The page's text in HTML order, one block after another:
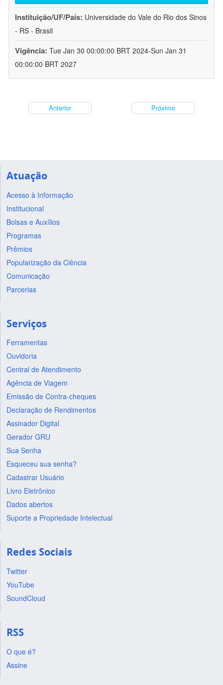
Instituição/UF/País: Universidade do Vale do Rio dos Sinos
- RS - Brasil
Vigência: Tue Jan 30 00:00:00 BRT 2024-Sun Jan 31
00:00:00 BRT 2027
Anterior Próximo
Atuação
Acesso à Informação
Institucional
Bolsas e Auxílios
Programas
Prêmios
Popularização da Ciência
Comunicação
Parcerias
Serviços
Ferramentas
Ouvidoria
Central de Atendimento
Agência de Viagem
Emissão de Contra-cheques
Declaração de Rendimentos
Assinador Digital
Gerador GRU
Sua Senha
Esqueceu sua senha?
Cadastrar Usuário
Livro Eletrônico
Dados abertos
Suporte a Propriedade Intelectual
Redes Sociais
Twitter
YouTube
SoundCloud
RSS
O que é?
Assine